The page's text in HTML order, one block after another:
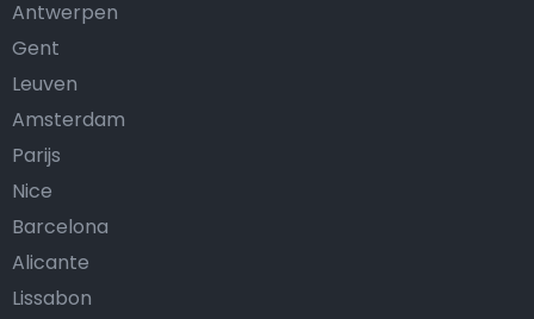
Antwerpen
Gent
Leuven
Amsterdam
Parijs
Nice
Barcelona
Alicante
Lissabon